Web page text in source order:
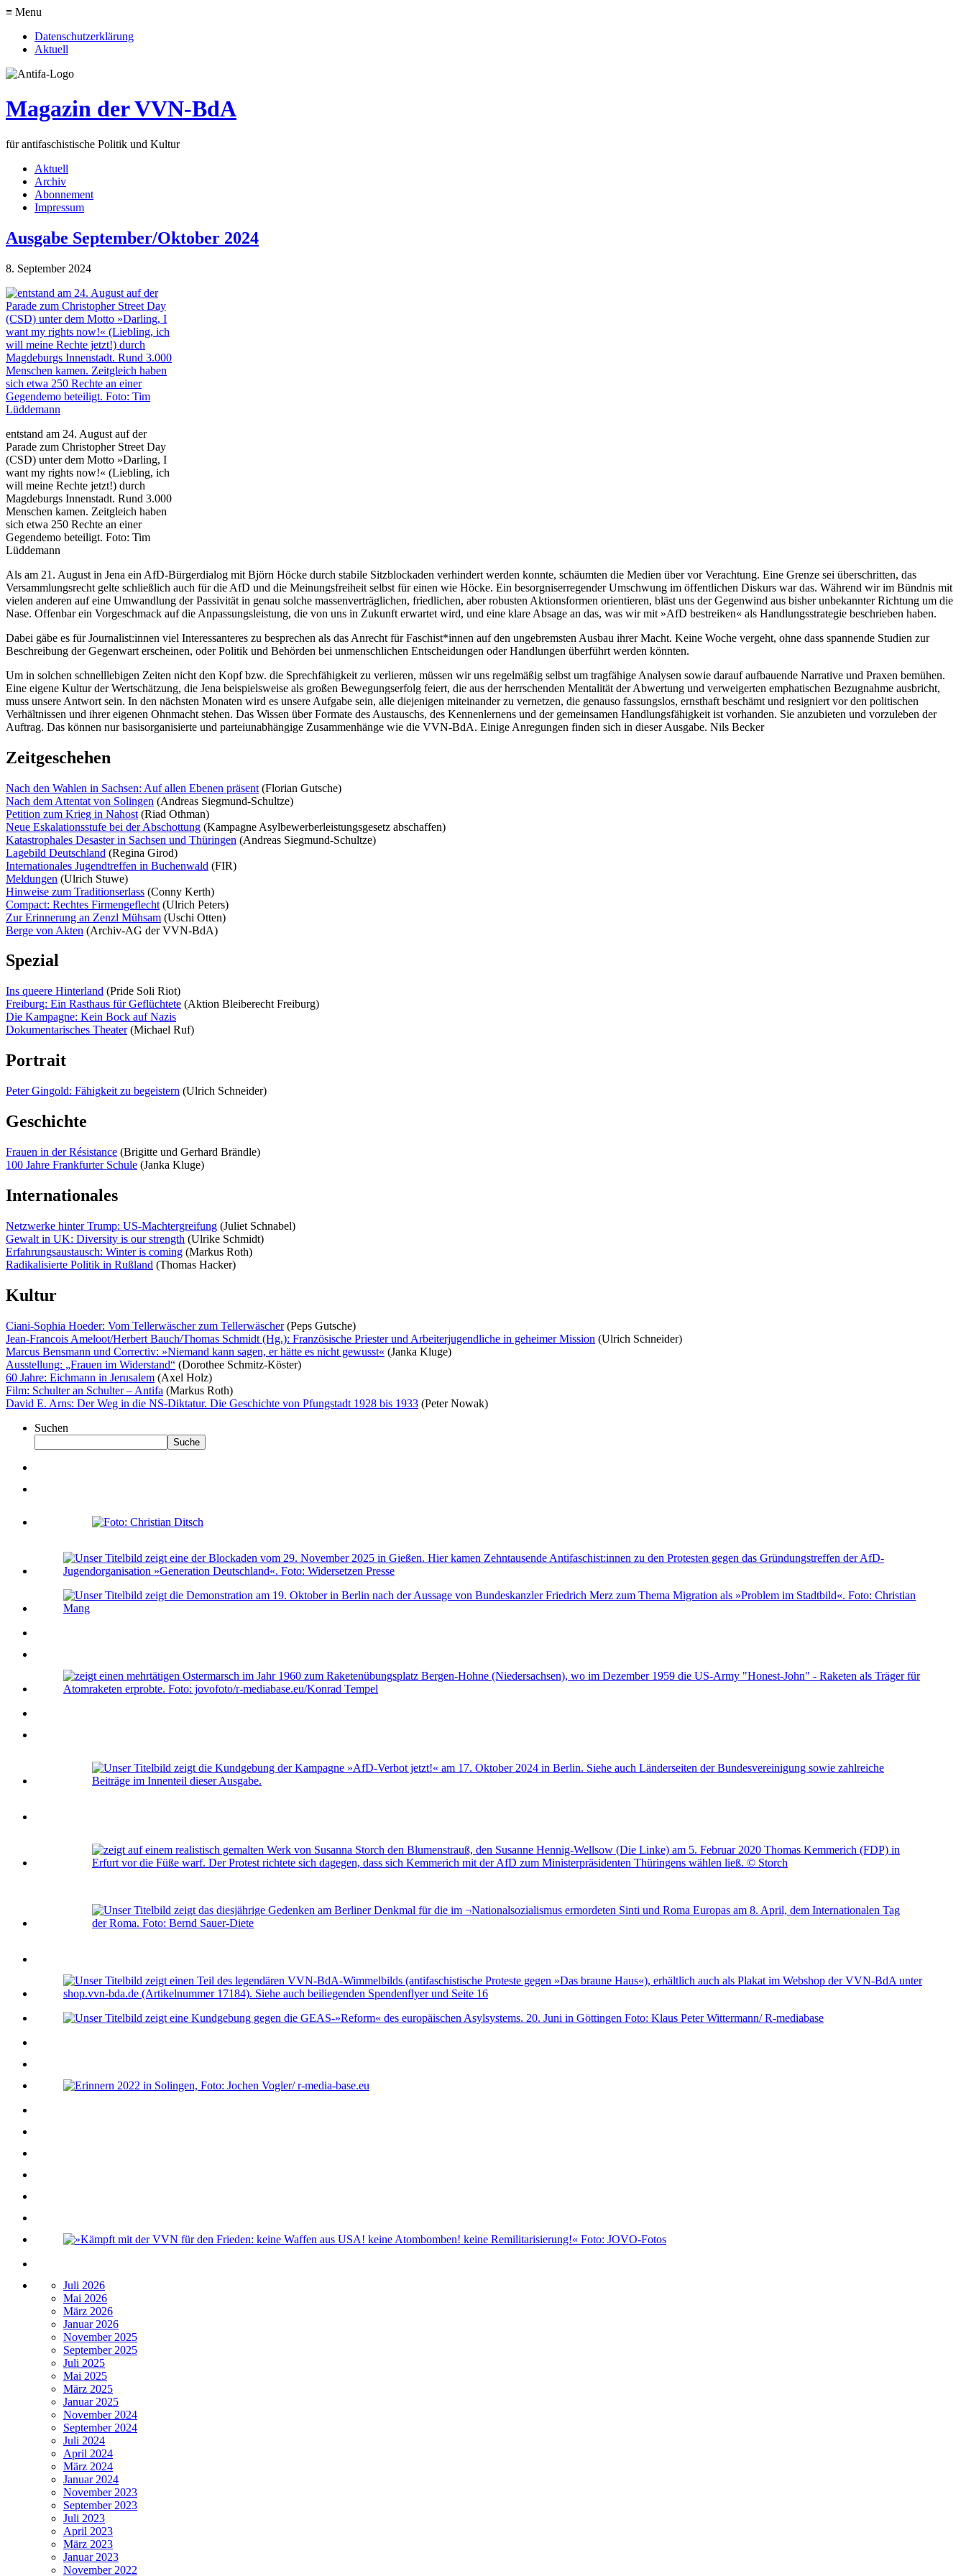
≡ Menu
Datenschutzerklärung
Aktuell
Magazin der VVN-BdA
für antifaschistische Politik und Kultur
Aktuell
Archiv
Abonnement
Impressum
Ausgabe September/Oktober 2024
8. September 2024
entstand am 24. August auf der
Parade zum Christopher Street Day
(CSD) unter dem Motto »Darling, I
want my rights now!« (Liebling, ich
will meine Rechte jetzt!) durch
Magdeburgs Innenstadt. Rund 3.000
Menschen kamen. Zeitgleich haben
sich etwa 250 Rechte an einer
Gegendemo beteiligt. Foto: Tim
Lüddemann
Als am 21. August in Jena ein AfD-Bürgerdialog mit Björn Höcke durch stabile Sitzblockaden verhindert werden konnte, schäumten die Medien über vor Verachtung. Eine Grenze sei überschritten, das
Versammlungsrecht gelte schließlich auch für die AfD und die Meinungsfreiheit selbst für einen wie Höcke. Ein besorgniserregender Umschwung im öffentlichen Diskurs war das. Während wir im Bündnis mit
vielen anderen auf eine Umwandlung der Passivität in genau solche massenverträglichen, friedlichen, aber robusten Aktionsformen orientieren, bläst uns der Gegenwind aus bisher unbekannter Richtung um die
Nase. Offenbar ein Vorgeschmack auf die Anpassungsleistung, die von uns in Zukunft erwartet wird, und eine klare Absage an das, was wir mit »AfD bestreiken« als Handlungsstrategie beschrieben haben.
Dabei gäbe es für Journalist:innen viel Interessanteres zu besprechen als das Anrecht für Faschist*innen auf den ungebremsten Ausbau ihrer Macht. Keine Woche vergeht, ohne dass spannende Studien zur
Beschreibung der Gegenwart erscheinen, oder Politik und Behörden bei unmenschlichen Entscheidungen oder Handlungen überführt werden könnten.
Um in solchen schnelllebigen Zeiten nicht den Kopf bzw. die Sprechfähigkeit zu verlieren, müssen wir uns regelmäßig selbst um tragfähige Analysen sowie darauf aufbauende Narrative und Praxen bemühen.
Eine eigene Kultur der Wertschätzung, die Jena beispielsweise als großen Bewegungserfolg feiert, die aus der herrschenden Mentalität der Abwertung und verweigerten emphatischen Bezugnahme ausbricht,
muss unsere Antwort sein. In den nächsten Monaten wird es unsere Aufgabe sein, alle diejenigen miteinander zu vernetzen, die genauso fassungslos, ernsthaft beschämt und resigniert vor den politischen
Verhältnissen und ihrer eigenen Ohnmacht stehen. Das Wissen über Formate des Austauschs, des Kennenlernens und der gemeinsamen Handlungsfähigkeit ist vorhanden. Sie anzubieten und vorzuleben der
Auftrag. Das können nur basisorganisierte und parteiunabhängige Zusammenhänge wie die VVN-BdA. Einige Anregungen finden sich in dieser Ausgabe. Nils Becker
Zeitgeschehen
Nach den Wahlen in Sachsen: Auf allen Ebenen präsent (Florian Gutsche)
Nach dem Attentat von Solingen (Andreas Siegmund-Schultze)
Petition zum Krieg in Nahost (Riad Othman)
Neue Eskalationsstufe bei der Abschottung (Kampagne Asylbewerberleistungsgesetz abschaffen)
Katastrophales Desaster in Sachsen und Thüringen (Andreas Siegmund-Schultze)
Lagebild Deutschland (Regina Girod)
Internationales Jugendtreffen in Buchenwald (FIR)
Meldungen (Ulrich Stuwe)
Hinweise zum Traditionserlass (Conny Kerth)
Compact: Rechtes Firmengeflecht (Ulrich Peters)
Zur Erinnerung an Zenzl Mühsam (Uschi Otten)
Berge von Akten (Archiv-AG der VVN-BdA)
Spezial
Ins queere Hinterland (Pride Soli Riot)
Freiburg: Ein Rasthaus für Geflüchtete (Aktion Bleiberecht Freiburg)
Die Kampagne: Kein Bock auf Nazis
Dokumentarisches Theater(Michael Ruf)
Portrait
Peter Gingold: Fähigkeit zu begeistern (Ulrich Schneider)
Geschichte
Frauen in der Résistance (Brigitte und Gerhard Brändle)
100 Jahre Frankfurter Schule (Janka Kluge)
Internationales
Netzwerke hinter Trump: US-Machtergreifung (Juliet Schnabel)
Gewalt in UK: Diversity is our strength (Ulrike Schmidt)
Erfahrungsaustausch: Winter is coming (Markus Roth)
Radikalisierte Politik in Rußland (Thomas Hacker)
Kultur
Ciani-Sophia Hoeder: Vom Tellerwäscher zum Tellerwäscher(Peps Gutsche)
Jean-Francois Ameloot/Herbert Bauch/Thomas Schmidt (Hg.): Französische Priester und Arbeiterjugendliche in geheimer Mission (Ulrich Schneider)
Marcus Bensmann und Correctiv: »Niemand kann sagen, er hätte es nicht gewusst« (Janka Kluge)
Ausstellung: „Frauen im Widerstand“ (Dorothee Schmitz-Köster)
60 Jahre: Eichmann in Jerusalem (Axel Holz)
Film: Schulter an Schulter – Antifa (Markus Roth)
David E. Arns: Der Weg in die NS-Diktatur. Die Geschichte von Pfungstadt 1928 bis 1933 (Peter Nowak)
Suchen
Suche
Juli 2026
Mai 2026
März 2026
Januar 2026
November 2025
September 2025
Juli 2025
Mai 2025
März 2025
Januar 2025
November 2024
September 2024
Juli 2024
April 2024
März 2024
Januar 2024
November 2023
September 2023
Juli 2023
April 2023
März 2023
Januar 2023
November 2022